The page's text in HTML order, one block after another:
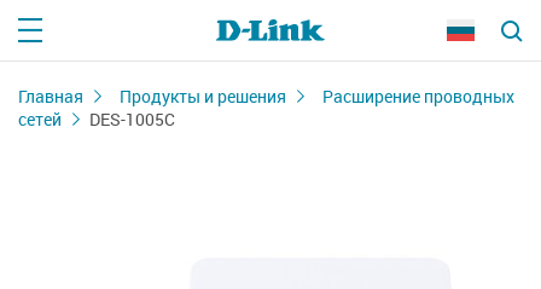
Главная Продукты и решения
Расширение проводных
сетей
DES-1005C